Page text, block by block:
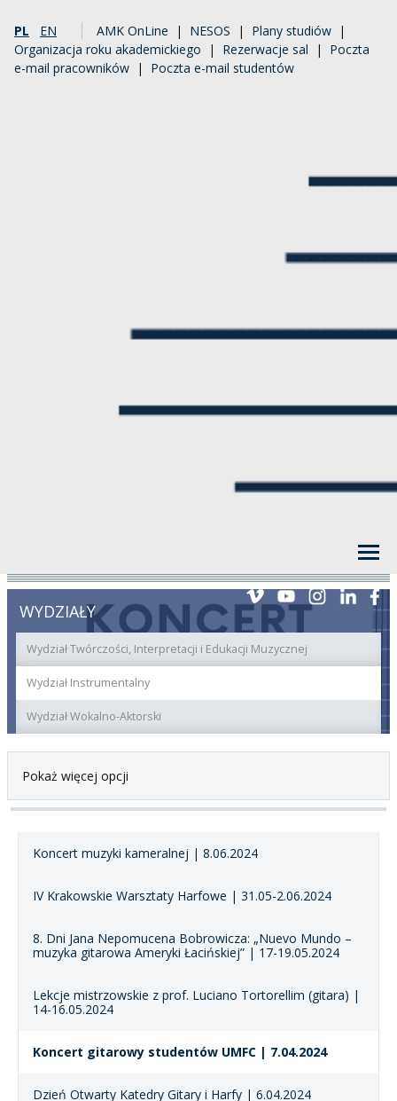
PL EN AMK OnLine | NESOS | Plany studiów |
Organizacja roku akademickiego | Rezerwacje sal | Poczta
e-mail pracowników | Poczta e-mail studentów
WYDZIAŁY
Wydział Twórczości, Interpretacji i Edukacji Muzycznej
Wydział Instrumentalny
Wydział Wokalno-Aktorski
Pokaż więcej opcji
Koncert muzyki kameralnej | 8.06.2024
IV Krakowskie Warsztaty Harfowe | 31.05-2.06.2024
8. Dni Jana Nepomucena Bobrowicza: „Nuevo Mundo –
muzyka gitarowa Ameryki Łacińskiej” | 17-19.05.2024
Lekcje mistrzowskie z prof. Luciano Tortorellim (gitara) |
14-16.05.2024
Koncert gitarowy studentów UMFC | 7.04.2024
Dzień Otwarty Katedry Gitary i Harfy | 6.04.2024